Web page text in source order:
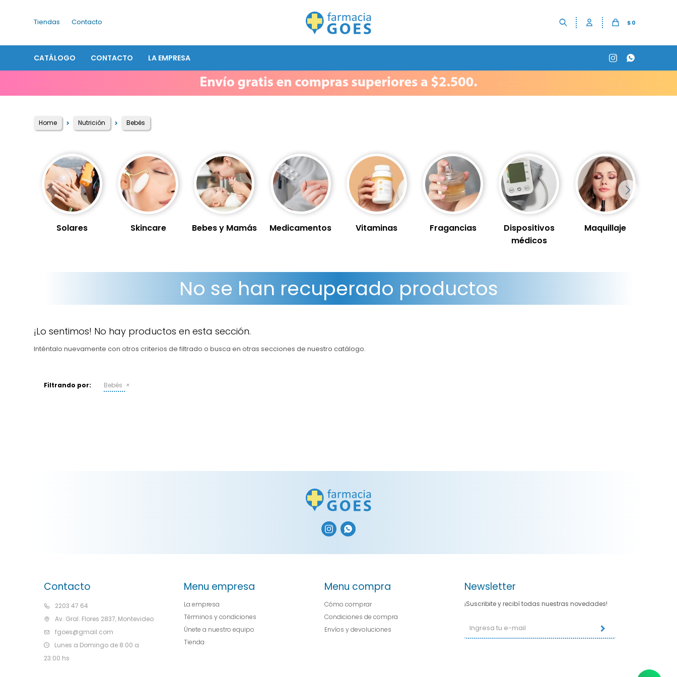
CATÁLOGO CONTACTO LA EMPRESA
$0
 
Tiendas Contacto
Home Nutrición Bebés
Solares Skincare Bebes y Mamás Medicamentos Vitaminas Fragancias
Dispositivos
médicos
Maquillaje
No se han recuperado productos
¡Lo sentimos! No hay productos en esta sección.
Inténtalo nuevamente con otros criterios de filtrado o busca en otras secciones de nuestro catálogo.
Filtrando por: Bebés
 
Contacto
2203 47 64
Av. Gral. Flores 2837, Montevideo
fgoes@gmail.com
Lunes a Domingo de 8:00 a
23:00 hs
Menu empresa
La empresa
Términos y condiciones
Únete a nuestro equipo
Tienda
Menu compra
Cómo comprar
Condiciones de compra
Envíos y devoluciones
Newsletter
¡Suscribite y recibí todas nuestras novedades!